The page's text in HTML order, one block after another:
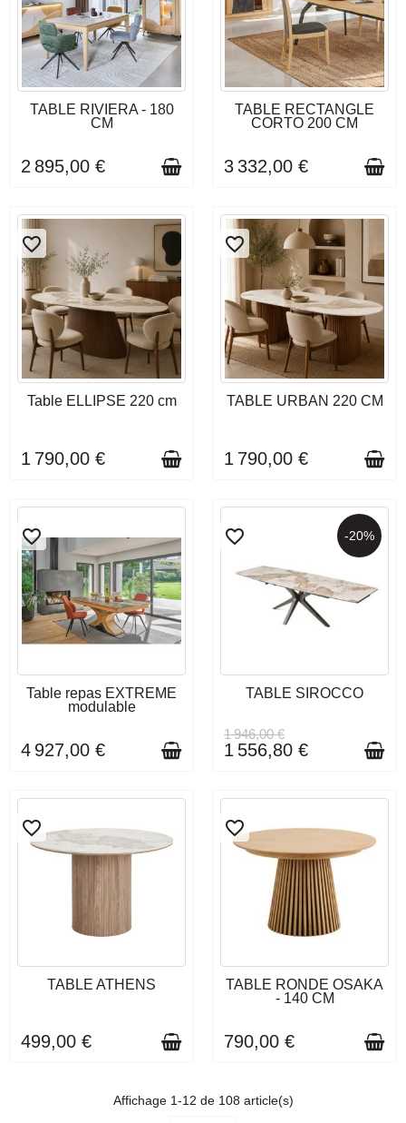
DÉLAI DE LIVRAISON : 3 À 4
SEMAINES
TABLE RIVIERA - 180
CM
2 895,00 €
DÉLAI DE LIVRAISON : 10 À
12 SEMAINES
TABLE RECTANGLE
CORTO 200 CM
3 332,00 €
DÉLAI DE LIVRAISON : 3 À 4
favorite_border
Table ELLIPSE 220 cm
1 790,00 €
DÉLAI DE LIVRAISON : 3 À 4
favorite_border
TABLE URBAN 220 CM
1 790,00 €
DÉLAI DE LIVRAISON : 10 À
12 SEMAINES
favorite_border
Table repas EXTREME
modulable
4 927,00 €
-20%
DÉLAI DE LIVRAISON : 3 À 4
SEMAINES
favorite_border
TABLE SIROCCO
1 946,00 €
1 556,80 €
DÉLAI DE LIVRAISON : 5 À 6
favorite_border
TABLE ATHENS
499,00 €
DÉLAI DE LIVRAISON : 5 À 6
SEMAINES
favorite_border
TABLE RONDE OSAKA
- 140 CM
790,00 €
Affichage 1-12 de 108 article(s)